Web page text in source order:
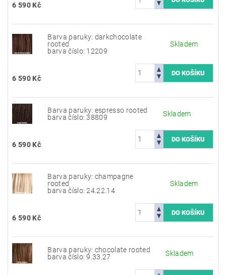
6 590 Kč
Barva paruky: darkchocolate
rooted
barva číslo: 12209
Skladem
6 590 Kč
Barva paruky: espresso rooted
barva číslo: 38809
Skladem
6 590 Kč
Barva paruky: champagne
rooted
barva číslo: 24.22.14
Skladem
6 590 Kč
Barva paruky: chocolate rooted
barva číslo: 9.33.27
Skladem